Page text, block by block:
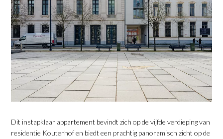
Dit instapklaar appartement bevindt zich op de vijfde verdieping van
residentie Kouterhof en biedt een prachtig panoramisch zicht op de